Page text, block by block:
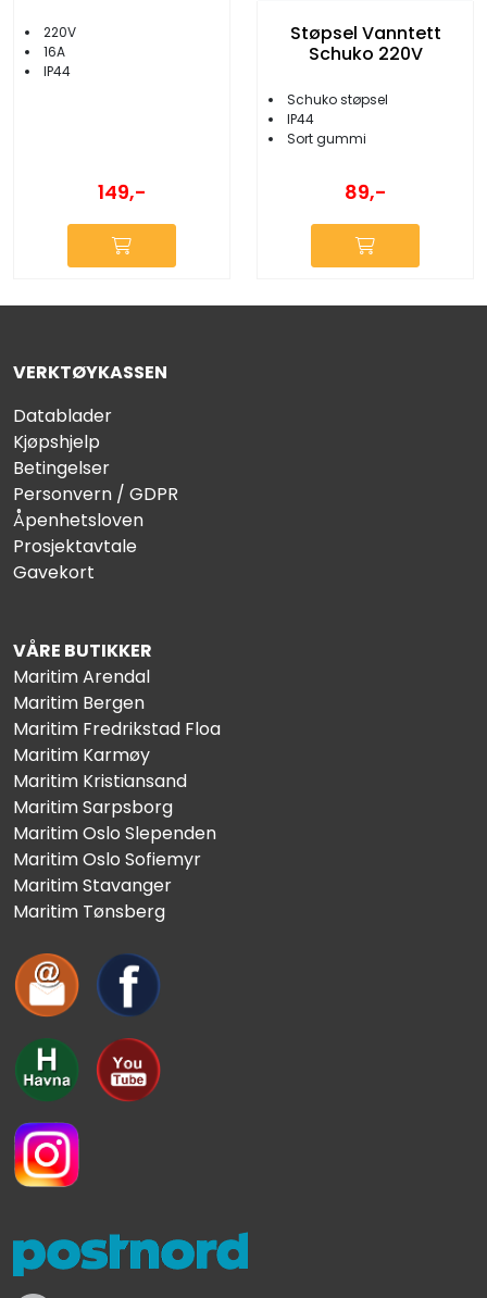
220V
16A
IP44
149,-
Støpsel Vanntett
Schuko 220V
Schuko støpsel
IP44
Sort gummi
89,-
VERKTØYKASSEN
Datablader
Kjøpshjelp
Betingelser
Personvern / GDPR
Åpenhetsloven
Prosjektavtale
Gavekort
VÅRE BUTIKKER
Maritim Arendal
Maritim Bergen
Maritim Fredrikstad Floa
Maritim Karmøy
Maritim Kristiansand
Maritim Sarpsborg
Maritim Oslo Slependen
Maritim Oslo Sofiemyr
Maritim Stavanger
Maritim Tønsberg